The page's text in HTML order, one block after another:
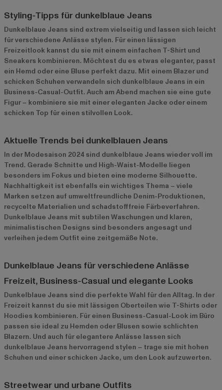
Styling-Tipps für dunkelblaue Jeans
Dunkelblaue Jeans sind extrem vielseitig und lassen sich leicht
für verschiedene Anlässe stylen. Für einen lässigen
Freizeitlook kannst du sie mit einem einfachen T-Shirt und
Sneakers kombinieren. Möchtest du es etwas eleganter, passt
ein Hemd oder eine Bluse perfekt dazu. Mit einem Blazer und
schicken Schuhen verwandeln sich dunkelblaue Jeans in ein
Business-Casual-Outfit. Auch am Abend machen sie eine gute
Figur – kombiniere sie mit einer eleganten Jacke oder einem
schicken Top für einen stilvollen Look.
Aktuelle Trends bei dunkelblauen Jeans
In der Modesaison 2024 sind dunkelblaue Jeans wieder voll im
Trend. Gerade Schnitte und High-Waist-Modelle liegen
besonders im Fokus und bieten eine moderne Silhouette.
Nachhaltigkeit ist ebenfalls ein wichtiges Thema – viele
Marken setzen auf umweltfreundliche Denim-Produktionen,
recycelte Materialien und schadstofffreie Färbeverfahren.
Dunkelblaue Jeans mit subtilen Waschungen und klaren,
minimalistischen Designs sind besonders angesagt und
verleihen jedem Outfit eine zeitgemäße Note.
Dunkelblaue Jeans für verschiedene Anlässe
Freizeit, Business-Casual und elegante Looks
Dunkelblaue Jeans sind die perfekte Wahl für den Alltag. In der
Freizeit kannst du sie mit lässigen Oberteilen wie T-Shirts oder
Hoodies kombinieren. Für einen Business-Casual-Look im Büro
passen sie ideal zu Hemden oder Blusen sowie schlichten
Blazern. Und auch für elegantere Anlässe lassen sich
dunkelblaue Jeans hervorragend stylen – trage sie mit hohen
Schuhen und einer schicken Jacke, um den Look aufzuwerten.
Streetwear und urbane Outfits